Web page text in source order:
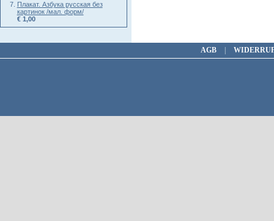
Плакат. Азбука русская без
картинок /мал. форм/
€ 1,00
AGB